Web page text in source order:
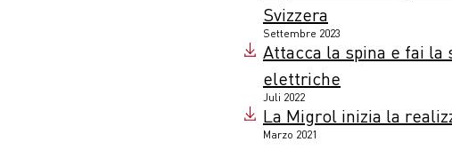
Svizzera
Settembre 2023
Attacca la spina e fai
elettriche
Juli 2022
La Migrol inizia la
Marzo 2021